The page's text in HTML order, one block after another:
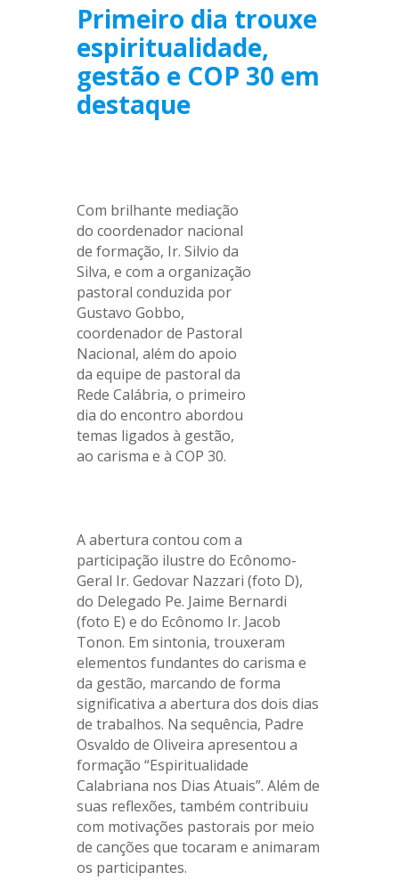
Primeiro dia trouxe
espiritualidade,
gestão e COP 30 em
destaque
Com brilhante mediação
do coordenador nacional
de formação, Ir. Silvio da
Silva, e com a organização
pastoral conduzida por
Gustavo Gobbo,
coordenador de Pastoral
Nacional, além do apoio
da equipe de pastoral da
Rede Calábria, o primeiro
dia do encontro abordou
temas ligados à gestão,
ao carisma e à COP 30.
A abertura contou com a
participação ilustre do Ecônomo-
Geral Ir. Gedovar Nazzari (foto D),
do Delegado Pe. Jaime Bernardi
(foto E) e do Ecônomo Ir. Jacob
Tonon. Em sintonia, trouxeram
elementos fundantes do carisma e
da gestão, marcando de forma
significativa a abertura dos dois dias
de trabalhos. Na sequência, Padre
Osvaldo de Oliveira apresentou a
formação “Espiritualidade
Calabriana nos Dias Atuais”. Além de
suas reflexões, também contribuiu
com motivações pastorais por meio
de canções que tocaram e animaram
os participantes.